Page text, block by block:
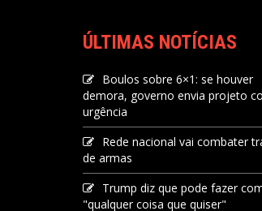
ÚLTIMAS NOTÍCIAS
Boulos sobre 6×1: se houver
demora, governo envia projeto
urgência
Rede nacional vai combater
de armas
Trump diz que pode fazer
"qualquer coisa que quiser"